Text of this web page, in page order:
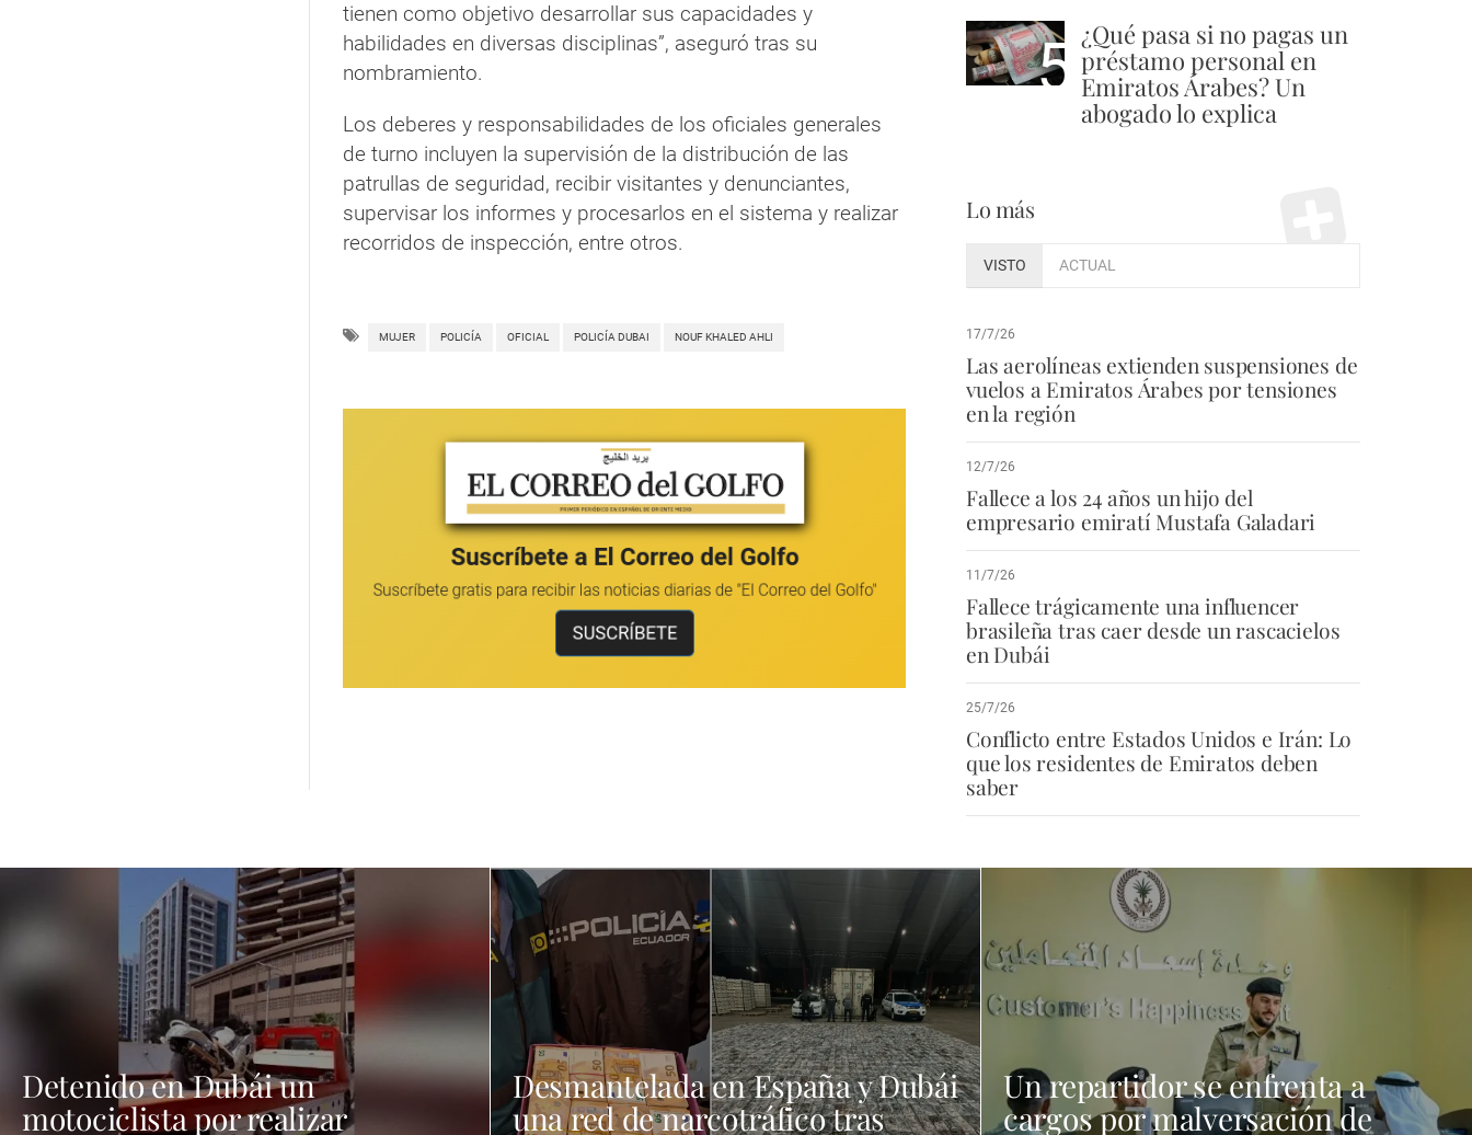
tienen como objetivo desarrollar sus capacidades y
habilidades en diversas disciplinas”, aseguró tras su
nombramiento.
Los deberes y responsabilidades de los oficiales generales
de turno incluyen la supervisión de la distribución de las
patrullas de seguridad, recibir visitantes y denunciantes,
supervisar los informes y procesarlos en el sistema y ​​realizar
recorridos de inspección, entre otros.
MUJER POLICÍA OFICIAL POLICÍA DUBAI NOUF KHALED AHLI
5 ¿Qué pasa si no pagas un
préstamo personal en
Emiratos Árabes? Un
abogado lo explica
Lo más
VISTO ACTUAL
17/7/26
Las aerolíneas extienden suspensiones de
vuelos a Emiratos Árabes por tensiones
en la región
12/7/26
Fallece a los 24 años un hijo del
empresario emiratí Mustafa Galadari
11/7/26
Fallece trágicamente una influencer
brasileña tras caer desde un rascacielos
en Dubái
25/7/26
Conflicto entre Estados Unidos e Irán: Lo
que los residentes de Emiratos deben
saber
Detenido en Dubái un
motociclista por realizar
Desmantelada en España y Dubái
una red de narcotráfico tras
Un repartidor se enfrenta a
cargos por malversación de